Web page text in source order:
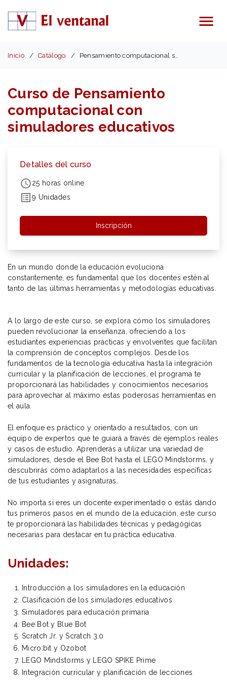
Menú
Inicio Catálogo Pensamiento computacional simuladores educativos
Curso de Pensamiento
computacional con
simuladores educativos
Detalles del curso
25 horas online
9 Unidades
Inscripción
En un mundo donde la educación evoluciona
constantemente, es fundamental que los docentes estén al
tanto de las últimas herramientas y metodologías educativas.
A lo largo de este curso, se explora cómo los simuladores
pueden revolucionar la enseñanza, ofreciendo a los
estudiantes experiencias prácticas y envolventes que facilitan
la comprensión de conceptos complejos. Desde los
fundamentos de la tecnología educativa hasta la integración
curricular y la planificación de lecciones, el programa te
proporcionará las habilidades y conocimientos necesarios
para aprovechar al máximo estas poderosas herramientas en
el aula.
El enfoque es práctico y orientado a resultados, con un
equipo de expertos que te guiará a través de ejemplos reales
y casos de estudio. Aprenderás a utilizar una variedad de
simuladores, desde el Bee Bot hasta el LEGO Mindstorms, y
descubrirás cómo adaptarlos a las necesidades específicas
de tus estudiantes y asignaturas.
No importa si eres un docente experimentado o estás dando
tus primeros pasos en el mundo de la educación, este curso
te proporcionará las habilidades técnicas y pedagógicas
necesarias para destacar en tu práctica educativa.
Unidades:
Introducción a los simuladores en la educación
Clasificación de los simuladores educativos
Simuladores para educación primaria
Bee Bot y Blue Bot
Scratch Jr. y Scratch 3.0
Micro:bit y Ozobot
LEGO Mindstorms y LEGO SPIKE Prime
Integración curricular y planificación de lecciones